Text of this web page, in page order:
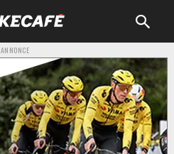
ANNONCE